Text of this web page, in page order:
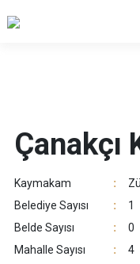
Bulancak
Çanakçı
Dereli
Doğankent
Çanakçı
Kaymakam :
Belediye Sayısı
:
1
Belde Sayısı
:
0
Mahalle Sayısı
:
4